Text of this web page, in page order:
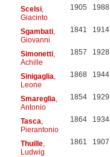
Scelsi,
Giacinto
1905 1988
Sgambati,
Giovanni
1841 1914
Simonetti,
Achille
1857 1928
Sinigaglia
Leone
1868 1944
Smareglia
Antonio
1854 1929
Tasca
Pierantonio
1864 1934
Thuille,
Ludwig
1861 1907